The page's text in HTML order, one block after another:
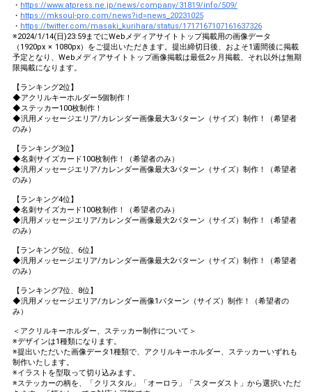
・ https://www.atpress.ne.jp/news/company/31819/info/509/
・ https://mksoul-pro.com/news?id=news_20231025
・ https://twitter.com/masaki_kurihara/status/1717167107161637326
※2024/1/14(日)23:59までにWebメディアサイトトップ掲載用の画像データ
（1920px × 1080px）をご提出いただきます。提出締切日後、およそ1週間後に掲載
予定となり、Webメディアサイトトップ画像掲載は最低2ヶ月掲載、それ以外は無期
限掲載になります。
【ランキング2位】
◆アクリルキーホルダー5個制作！
◆ステッカー100枚制作！
◆汎用メッセージエリア/カレンダー画像最大3パターン（サイズ）制作！（希望者
のみ）
【ランキング3位】
◆名刺サイズカード100枚制作！（希望者のみ）
◆汎用メッセージエリア/カレンダー画像最大3パターン（サイズ）制作！（希望者
のみ）
【ランキング4位】
◆名刺サイズカード100枚制作！（希望者のみ）
◆汎用メッセージエリア/カレンダー画像最大2パターン（サイズ）制作！（希望者
のみ）
【ランキング5位、6位】
◆汎用メッセージエリア/カレンダー画像最大2パターン（サイズ）制作！（希望者
のみ）
【ランキング7位、8位】
◆汎用メッセージエリア/カレンダー画像1パターン（サイズ）制作！（希望者の
み）
＜アクリルキーホルダー、ステッカー制作について＞
※デザインは1種類になります。
※提出いただいた画像データ1種類で、アクリルキーホルダー、ステッカーいずれも
制作いたします。
※イラストを型取って切り込みます。
※ステッカーの柄を、「クリスタル」「オーロラ」「スターダスト」から選択いただ